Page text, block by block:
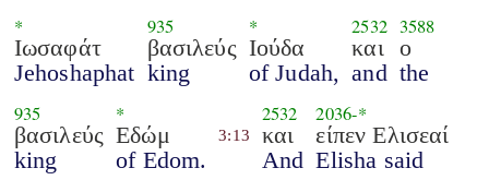
*
Ιωσαφάτ
Jehoshaphat
935
βασιλεύς
king
*
Ιούδα
of Judah,
2532
και
and
3588
ο
the
935
βασιλεύς
king
*
Εδώμ
of Edom.
3:13
2532
και
And
2036-*
είπεν Ελισεαί
Elisha said